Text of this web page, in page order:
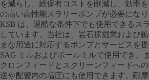
を減らし、総保有コストを削減し、効率
の高い高性能スラリーポンプが必要になり
KSB は、過酷な条件下でも使用できるス
しています。当社は、岩石採掘業および
まな用途に対応するポンプとサービスを提
SAG ミルおよびボールミルで使用でき、
クロンフィードとスクリーンフィードへ
送や配管内の増圧にも使用できます。耐